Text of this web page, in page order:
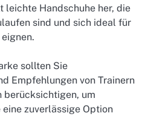
leichte Handschuhe her, die
sind und sich ideal für
sollten Sie
Empfehlungen von Trainern
berücksichtigen, um
zuverlässige Option